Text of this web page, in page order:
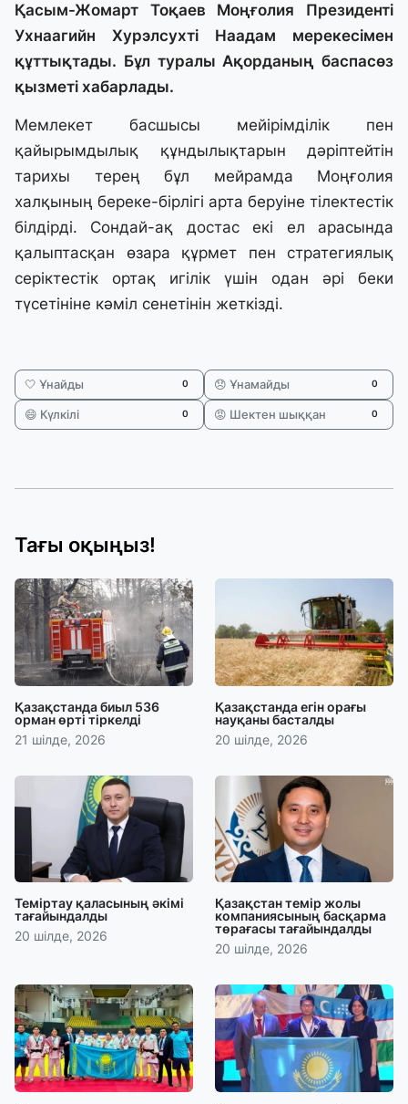
Қасым-Жомарт Тоқаев Моңғолия Президенті
Ухнаагийн Хурэлсухті Наадам мерекесімен
құттықтады. Бұл туралы Ақорданың баспасөз
қызметі хабарлады.
Мемлекет басшысы мейірімділік пен
қайырымдылық құндылықтарын дәріптейтін
тарихы терең бұл мейрамда Моңғолия
халқының береке-бірлігі арта беруіне тілектестік
білдірді. Сондай-ақ достас екі ел арасында
қалыптасқан өзара құрмет пен стратегиялық
серіктестік ортақ игілік үшін одан әрі беки
түсетініне кәміл сенетінін жеткізді.
🤍 Ұнайды 0 😞 Ұнамайды 0
😄 Күлкілі 0 😡 Шектен шыққан 0
Тағы оқыңыз!
Қазақстанда биыл 536
орман өрті тіркелді
21 шілде, 2026
Қазақстанда егін орағы
науқаны басталды
20 шілде, 2026
Теміртау қаласының әкімі
тағайындалды
20 шілде, 2026
Қазақстан темір жолы
компаниясының басқарма
төрағасы тағайындалды
20 шілде, 2026